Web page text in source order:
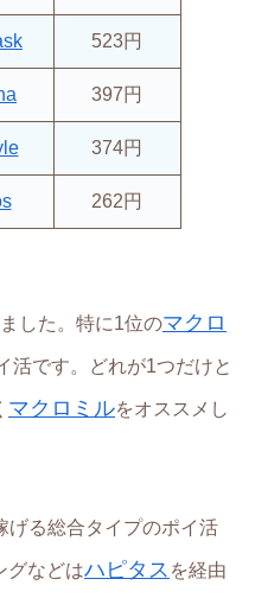
523円
397円
374円
262円
した。特に1位のマクロ
活です。どれが1つだけと
マクロミルをオススメし
げる総合タイプのポイ活
グなどはハピタス を経由